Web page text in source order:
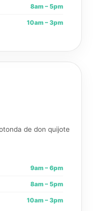
8am – 5pm
10am – 3pm
de don quijote
9am – 6pm
8am – 5pm
10am – 3pm